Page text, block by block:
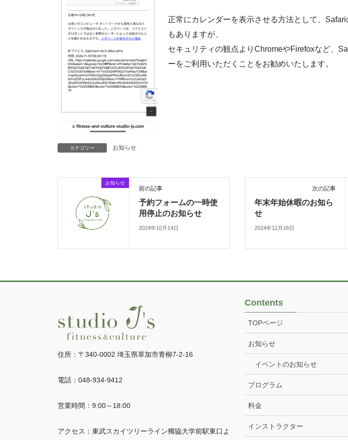
正常にカレンダーを表示させる方法として、
もありますが、
セキュリティの観点よりChromeやFirefoxなど、
ーをご利用いただくことをお勧めいたします。
カテゴリー お知らせ
お知らせ
前の記事
予約フォームの一時使
用停止のお知らせ
2024年10月14日
次の記事
年末年始休暇のお知ら
せ
2024年12月16日
住所：〒340-0002 埼玉県草加市青柳7-2-16
電話：048-934-9412
営業時間：9:00～18:00
アクセス：東武スカイツリーライン獨協大学前駅東口よ
Contents
TOPページ
お知らせ
イベントのお知らせ
プログラム
料金
インストラクター